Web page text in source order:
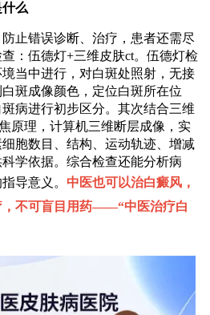
么
错误诊断、治疗，患者还需尽
：伍德灯+三维皮肤ct。伍德灯检
当中进行，对白斑处照射，无接
斑成像颜色，定位白斑所在位
病进行初步区分。其次结合三维
原理，计算机三维断层成像，实
胞数目、结构、运动轨迹、增减
学依据。综合检查还能分析病
导意义。 中医也可以治白癜风，
，不可盲目用药——“中医治疗白